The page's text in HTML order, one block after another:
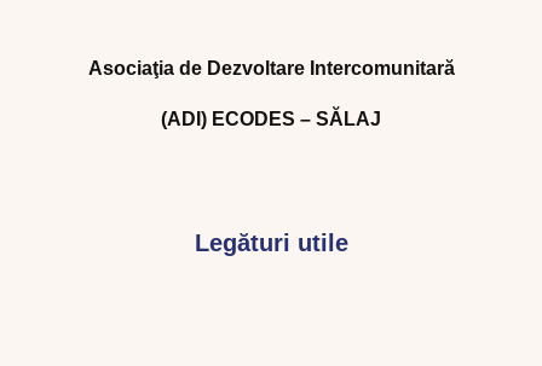
Asociaţia de Dezvoltare Intercomunitară
(ADI) ECODES – SĂLAJ
Legături utile